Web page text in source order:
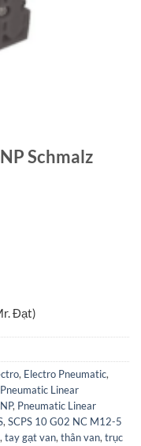
Schmalz
, Electro Pneumatic,
Linear
, Pneumatic Linear
,SCPS 10 G02 NC M12-5
,tay gạt van,thân van,trục